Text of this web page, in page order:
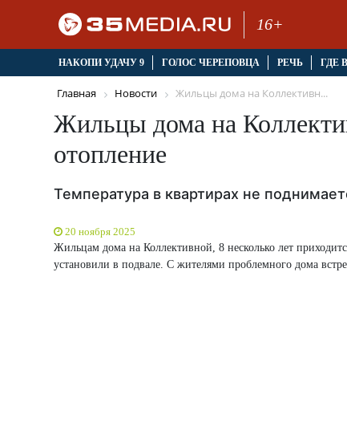
16+
НАКОПИ УДАЧУ 9 ГОЛОС ЧЕРЕПОВЦА РЕЧЬ ГДЕ
Главная Новости Жильцы дома на Коллективн...
Жильцы дома на
отопление
Температура в квартирах не
20 ноября 2025
Жильцам дома на Коллективной, 8 несколько лет
установили в подвале. С жителями проблемного дома